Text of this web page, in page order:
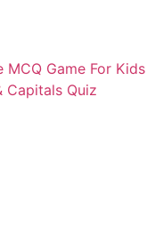
MCQ Game For Kids​
Capitals Quiz